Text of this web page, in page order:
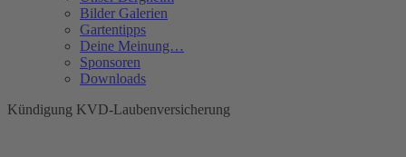
Bilder Galerien
Gartentipps
Deine Meinung…
Sponsoren
Downloads
Kündigung KVD-Laubenversicherung